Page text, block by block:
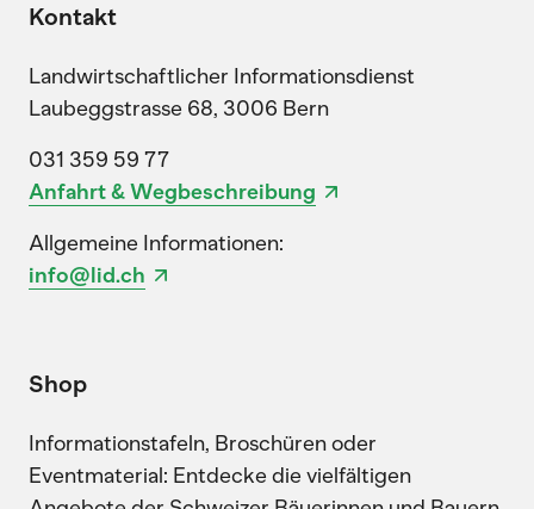
Kontakt
Landwirtschaftlicher Informationsdienst
Laubeggstrasse 68, 3006 Bern
031 359 59 77
Anfahrt & Wegbeschreibung
Allgemeine Informationen:
info@lid.ch
Shop
Informationstafeln, Broschüren oder
Eventmaterial: Entdecke die vielfältigen